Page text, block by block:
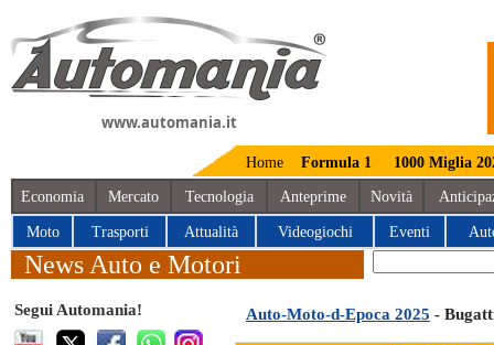
www.automania.it
Home Formula 1 1000 Miglia
Economia Mercato Tecnologia Anteprime Novità
Moto Trasporti Attualità Videogiochi Eventi
News Auto e Motori
Segui Automania! Auto-Moto-d-Epoca 2025 -